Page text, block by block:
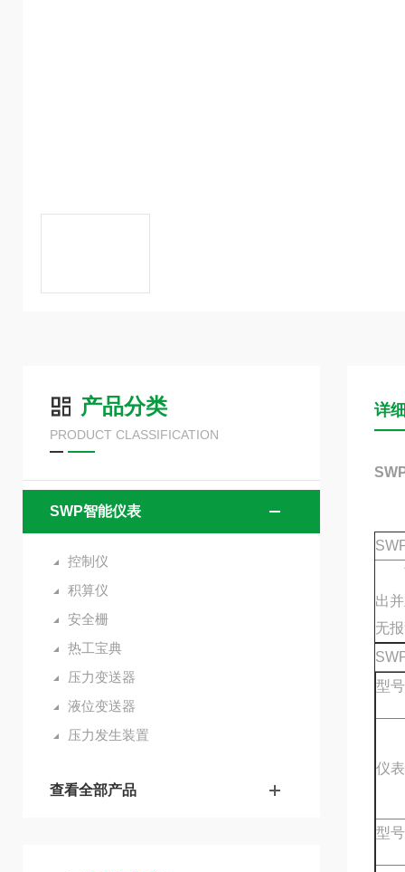
产品分类
PRODUCT CLASSIFICATION
SWP智能仪表
控制仪
积算仪
安全栅
热工宝典
压力变送器
液位变送器
压力发生装置
查看全部产品
详
可
出
无
型号
仪
型号